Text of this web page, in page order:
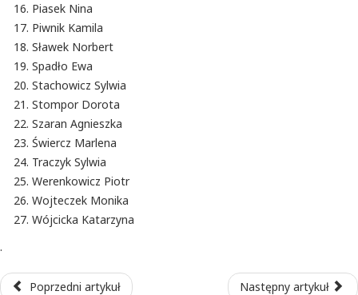
Piasek Nina
Piwnik Kamila
Sławek Norbert
Spadło Ewa
Stachowicz Sylwia
Stompor Dorota
Szaran Agnieszka
Świercz Marlena
Traczyk Sylwia
Werenkowicz Piotr
Wojteczek Monika
Wójcicka Katarzyna
.
Poprzedni artykuł Następny artykuł